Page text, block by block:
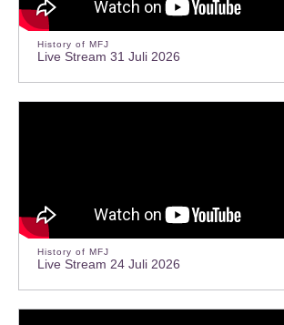
History of MFJ
Live Stream 31 Juli 2026
History of MFJ
Live Stream 24 Juli 2026